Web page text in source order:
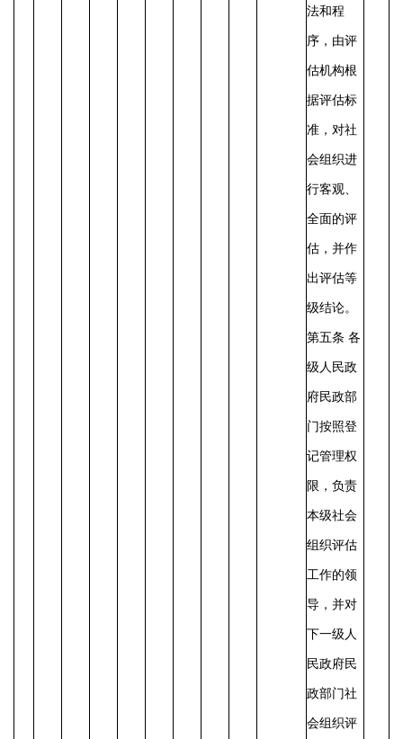
法和程
序，由评
估机构根
据评估标
准，对社
会组织进
行客观、
全面的评
估，并作
出评估等
级结论。
第五条 各
级人民政
府民政部
门按照登
记管理权
限，负责
本级社会
组织评估
工作的领
导，并对
下一级人
民政府民
政部门社
会组织评